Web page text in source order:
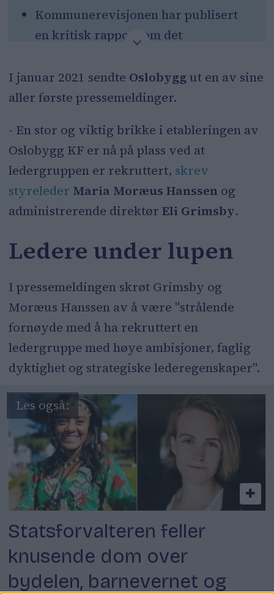
Kommunerevisjonen har publisert
en kritisk rapport om det
Rapporten peker på ineffektivitet og
flere ledere i Oslobygg enn da
kommune hadde fire foretak.
Oslobygg har ikke oppnådd de
forventede gevinstene fra
sammenslåingen.
Oslobyggs administrerende direktør
og er uenig i rapportens
I januar 2021 sendte Oslobyggut en av sine
aller første pressemeldinger.
- En stor og viktig brikke i etableringen av
Oslobygg KF er nå på plass ved at
ledergruppen er rekruttert, skrev
styreleder Maria Moræus Hanssenog
administrerende direktør Eli Grimsby.
Ledere under lupen
I pressemeldingen skrøt Grimsby og
Moræus Hanssen av å være "strålende
fornøyde med å ha rekruttert en
ledergruppe med høye ambisjoner, faglig
dyktighet og strategiske lederegenskaper".
Statsforvalteren feller
knusende dom over
bydelen, barnevernet og